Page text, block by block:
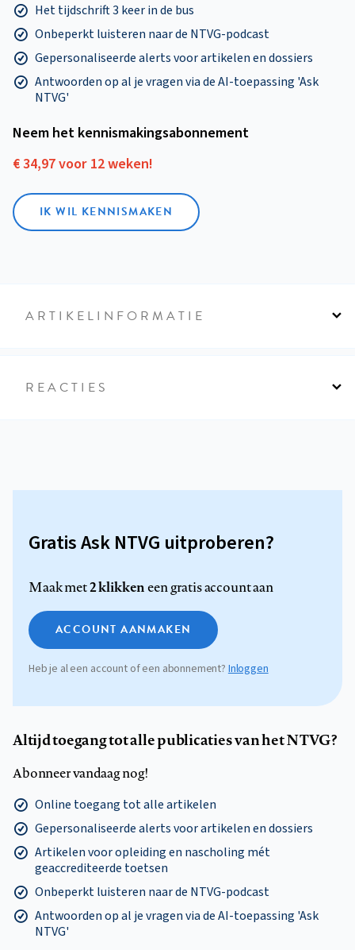
Het tijdschrift 3 keer in de bus
Onbeperkt luisteren naar de NTVG-podcast
Gepersonaliseerde alerts voor artikelen en dossiers
Antwoorden op al je vragen via de AI-toepassing 'Ask
NTVG'
Neem het kennismakings­abonnement
€ 34,97 voor 12 weken!
IK WIL KENNISMAKEN
ARTIKELINFORMATIE
REACTIES
Gratis Ask NTVG uitproberen?
Maak met2 klikkeneen gratis account aan
ACCOUNT AANMAKEN
Heb je al een account of een abonnement?Inloggen
Altijd toegang tot alle publicaties van het NTVG?
Abonneer vandaag nog!
Online toegang tot alle artikelen
Gepersonaliseerde alerts voor artikelen en dossiers
Artikelen voor opleiding en nascholing mét
geaccrediteerde toetsen
Onbeperkt luisteren naar de NTVG-podcast
Antwoorden op al je vragen via de AI-toepassing 'Ask
NTVG'